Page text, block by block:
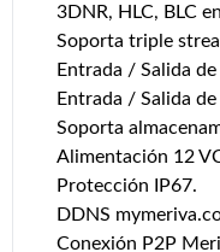
3DNR, HLC, BLC
Soporta triple
Entrada / Salida
Entrada / Salida de
Soporta
Alimentación 12
Protección IP67.
DDNS
Conexión P2P